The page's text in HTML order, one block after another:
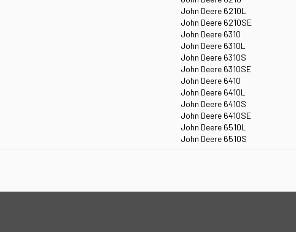
John Deere 6210L
John Deere 6210SE
John Deere 6310
John Deere 6310L
John Deere 6310S
John Deere 6310SE
John Deere 6410
John Deere 6410L
John Deere 6410S
John Deere 6410SE
John Deere 6510L
John Deere 6510S